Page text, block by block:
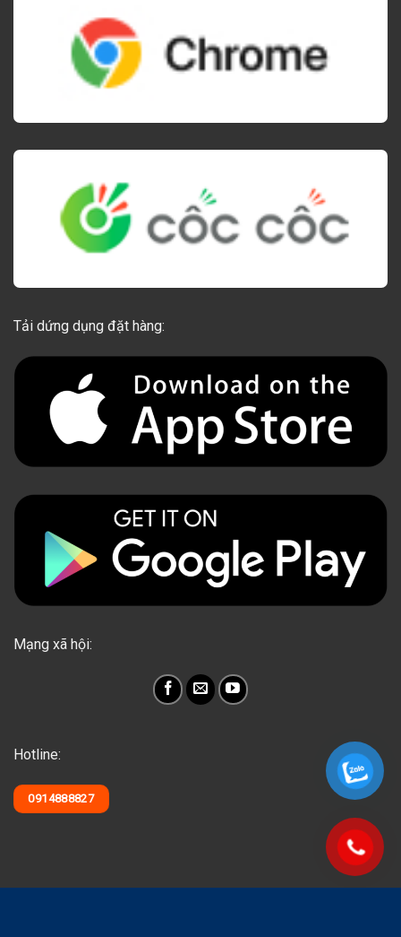
Tải dứng dụng đặt hàng:
Mạng xã hội:
Hotline:
0914888827